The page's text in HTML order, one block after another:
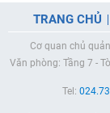
TRANG CHỦ
Cơ quan chủ
Văn phòng: Tầng 7 -
Tel: